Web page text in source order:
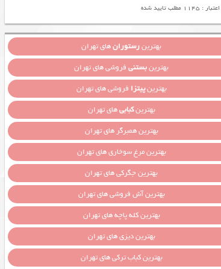
اعتبار : 1145 مطلب تایید شده
بهترینرستورانهای تهران
بهترینبستنیفروشی های تهران
بهترینپیتزا فروشی های تهران
بهترینکبابیهای تهران
بهترین همبرگر های تهران
بهترین مرغ سوخاری های تهران
بهترین جگرکی های تهران
بهترین آش فروشی های تهران
بهترین کله پاچه های تهران
بهترین دیزی های تهران
بهترین کباب ترکی های تهران